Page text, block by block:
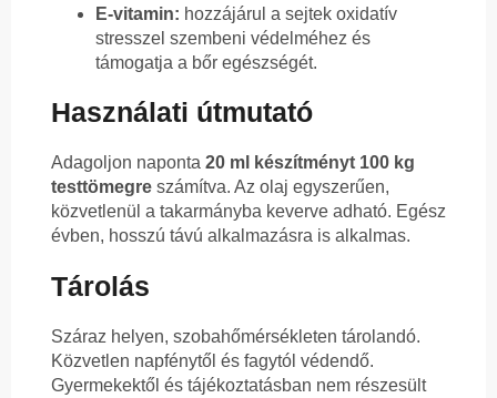
E-vitamin: hozzájárul a sejtek oxidatív
stresszel szembeni védelméhez és
támogatja a bőr egészségét.
Használati útmutató
Adagoljon naponta 20 ml készítményt 100 kg
testtömegre számítva. Az olaj egyszerűen,
közvetlenül a takarmányba keverve adható. Egész
évben, hosszú távú alkalmazásra is alkalmas.
Tárolás
Száraz helyen, szobahőmérsékleten tárolandó.
Közvetlen napfénytől és fagytól védendő.
Gyermekektől és tájékoztatásban nem részesült